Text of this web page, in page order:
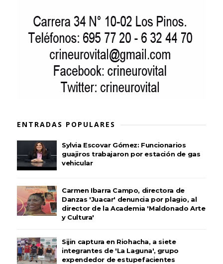
ENTRADAS POPULARES
Sylvia Escovar Gómez: Funcionarios
guajiros trabajaron por estación de gas
vehicular
Carmen Ibarra Campo, directora de
Danzas 'Juacar' denuncia por plagio, al
director de la Academia 'Maldonado Arte
y Cultura'
Sijin captura en Riohacha, a siete
integrantes de 'La Laguna', grupo
expendedor de estupefacientes